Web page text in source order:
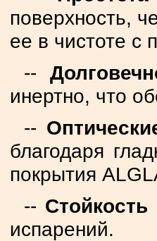
поверхность,
ее в чистоте
--
инертно, что
--
благодаря
покрытия
-- Стойкость
испарений.